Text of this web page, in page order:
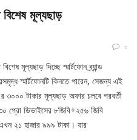
মূল্যছাড়
০
মূল্যছাড় দিচ্ছে স্মার্টফোন ব্র্যান্ড
স্মার্টফোনটি কিনতে পারেন, সেজন্য এই
৩০০০ টাকার মূল্যছাড় অফার চলবে পরবর্তী
প্রো ডিভাইসের ৮জিবি+২৫৬ জিবি
এখন ২১ হাজার ৯৯৯ টাকা। যার